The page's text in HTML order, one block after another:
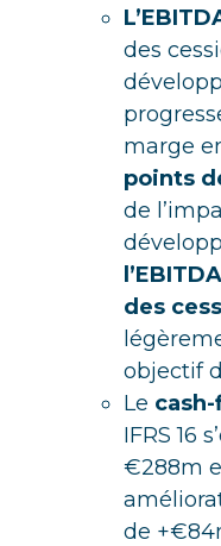
des
marge
points
de
des
objectif
Le
IFRS 16
€288m
de